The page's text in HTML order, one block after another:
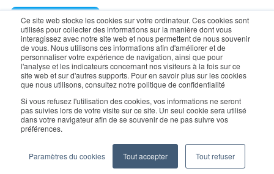
Ce site web stocke les cookies sur votre ordinateur. Ces cookies sont
utilisés pour collecter des informations sur la manière dont vous
interagissez avec notre site web et nous permettent de nous souvenir
de vous. Nous utilisons ces informations afin d'améliorer et de
personnaliser votre expérience de navigation, ainsi que pour
l'analyse et les indicateurs concernant nos visiteurs à la fois sur ce
site web et sur d'autres supports. Pour en savoir plus sur les cookies
que nous utilisons, consultez notre politique de confidentialité
Si vous refusez l'utilisation des cookies, vos informations ne seront
pas suivies lors de votre visite sur ce site. Un seul cookie sera utilisé
dans votre navigateur afin de se souvenir de ne pas suivre vos
préférences.
Paramètres du cookies Tout accepter Tout refuser
Request a Demo
For enquiry, contact sales:sales@geekplus.com. for
promotions, contact PR:pr@geekplus.com
Copyright © 2026 Geekplus Technology Co., Ltd. All rights
reserved.